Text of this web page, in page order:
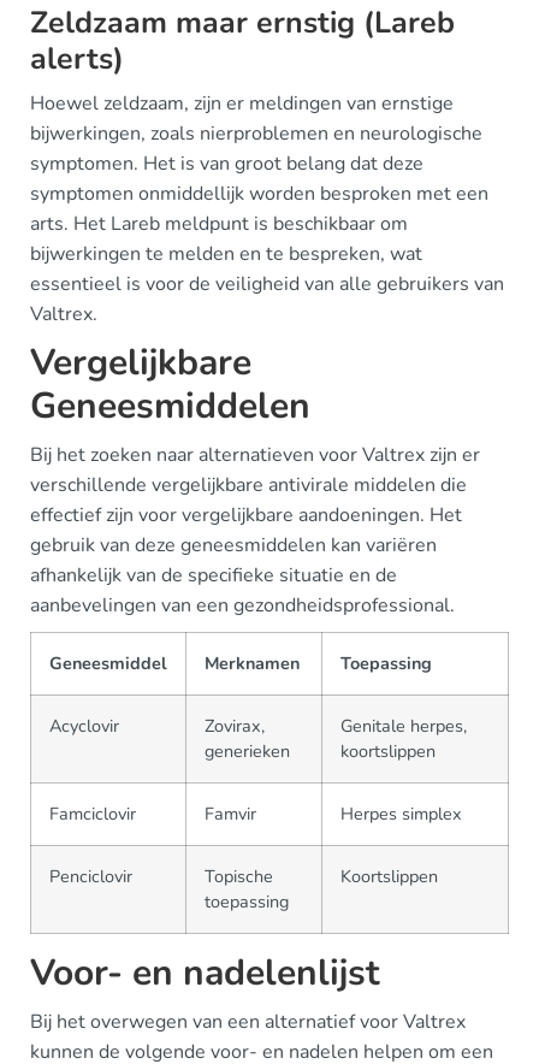
Zeldzaam maar ernstig (Lareb
alerts)
Hoewel zeldzaam, zijn er meldingen van ernstige
bijwerkingen, zoals nierproblemen en neurologische
symptomen. Het is van groot belang dat deze
symptomen onmiddellijk worden besproken met een
arts. Het Lareb meldpunt is beschikbaar om
bijwerkingen te melden en te bespreken, wat
essentieel is voor de veiligheid van alle gebruikers van
Valtrex.
Vergelijkbare
Geneesmiddelen
Bij het zoeken naar alternatieven voor Valtrex zijn er
verschillende vergelijkbare antivirale middelen die
effectief zijn voor vergelijkbare aandoeningen. Het
gebruik van deze geneesmiddelen kan variëren
afhankelijk van de specifieke situatie en de
aanbevelingen van een gezondheidsprofessional.
Geneesmiddel Merknamen Toepassing
Acyclovir
Zovirax,
generieken
Genitale herpes,
koortslippen
Famciclovir Famvir Herpes simplex
Penciclovir
Topische
toepassing
Koortslippen
Voor- en nadelenlijst
Bij het overwegen van een alternatief voor Valtrex
kunnen de volgende voor- en nadelen helpen om een